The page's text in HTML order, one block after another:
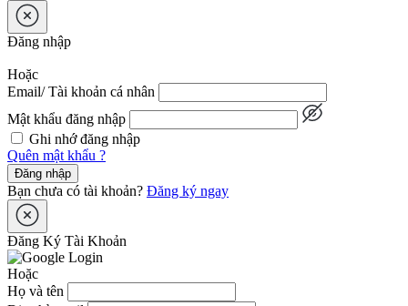
Đăng nhập
Hoặc
Email/ Tài khoản cá nhân
Mật khẩu đăng nhập
Ghi nhớ đăng nhập
Quên mật khẩu ?
Đăng nhập
Bạn chưa có tài khoản? Đăng ký ngay
Đăng Ký Tài Khoản
Hoặc
Họ và tên